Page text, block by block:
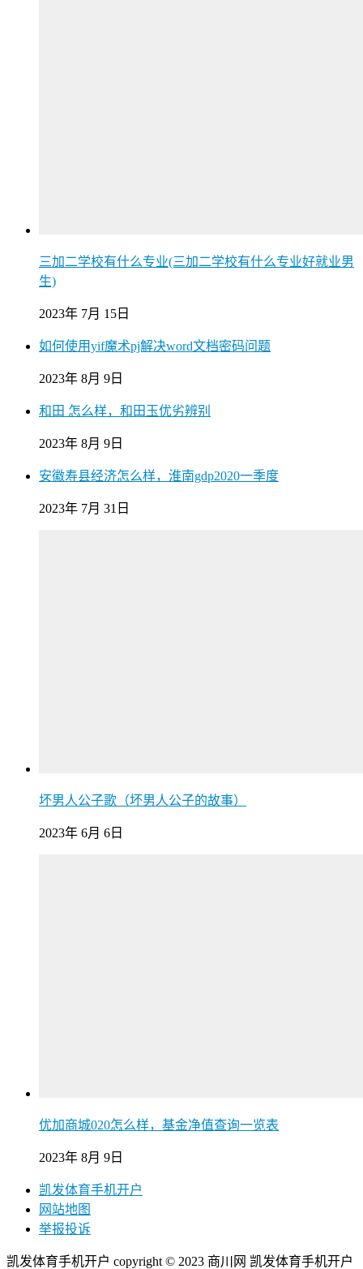
三加二学校有什么专业(三加二学校有什么专业好就业男
生)
2023年 7月 15日
如何使用yif魔术pj解决word文档密码问题
2023年 8月 9日
和田 怎么样，和田玉优劣辨别
2023年 8月 9日
安徽寿县经济怎么样，淮南gdp2020一季度
2023年 7月 31日
坏男人公子歌（坏男人公子的故事）
2023年 6月 6日
优加商城020怎么样，基金净值查询一览表
2023年 8月 9日
凯发体育手机开户
网站地图
举报投诉
凯发体育手机开户 copyright © 2023 商川网 凯发体育手机开户